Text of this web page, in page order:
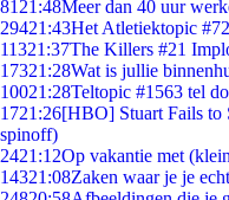
81 21:48Meer dan 40 uur
29421:43Het Atletiektopic #72
11321:37The Killers #21
17321:28Wat is jullie
10021:28Teltopic #1563 tel
1721:26[HBO] Stuart Fails to
spinoff)
2421:12Op vakantie met
14321:08Zaken waar je je